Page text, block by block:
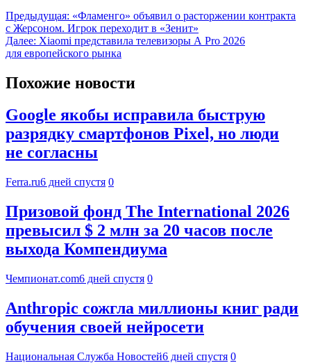
Предыдущая: «Фламенго» объявил о расторжении контракта
с Жерсоном. Игрок переходит в «Зенит»
Далее: Xiaomi представила телевизоры A Pro 2026
для европейского рынка
Похожие новости
Google якобы исправила быструю
разрядку смартфонов Pixel, но люди
не согласны
Ferra.ru6 дней спустя 0
Призовой фонд The International 2026
превысил $ 2 млн за 20 часов после
выхода Компендиума
Чемпионат.com6 дней спустя 0
Anthropic сожгла миллионы книг ради
обучения своей нейросети
Национальная Служба Новостей6 дней спустя 0